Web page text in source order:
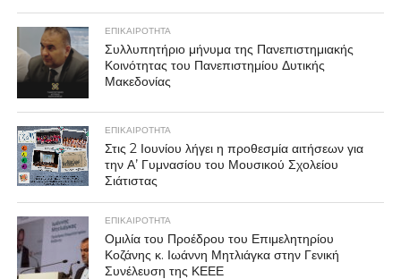
ΕΠΙΚΑΙΡΟΤΗΤΑ
Συλλυπητήριο μήνυμα της Πανεπιστημιακής
Κοινότητας του Πανεπιστημίου Δυτικής
Μακεδονίας
ΕΠΙΚΑΙΡΟΤΗΤΑ
Στις 2 Ιουνίου λήγει η προθεσμία αιτήσεων για
την Α’ Γυμνασίου του Μουσικού Σχολείου
Σιάτιστας
ΕΠΙΚΑΙΡΟΤΗΤΑ
Ομιλία του Προέδρου του Επιμελητηρίου
Κοζάνης κ. Ιωάννη Μητλιάγκα στην Γενική
Συνέλευση της ΚΕΕΕ